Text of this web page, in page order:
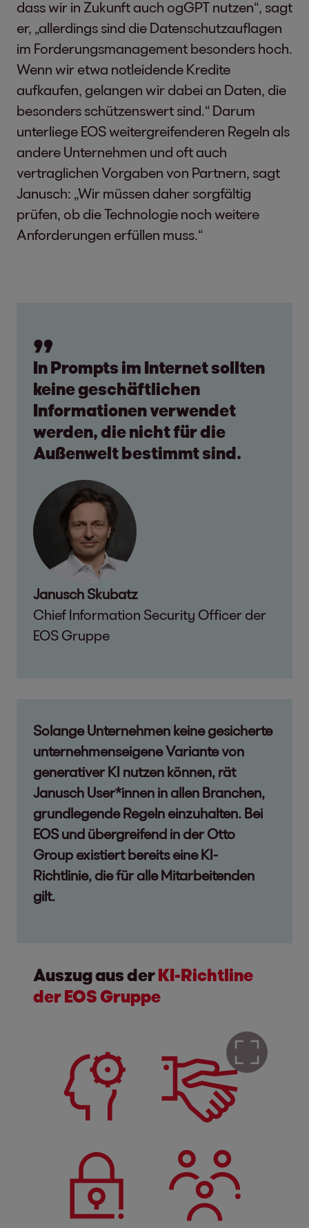
dass wir in Zukunft auch ogGPT nutzen“, sagt
er, „allerdings sind die Datenschutzauflagen
im Forderungsmanagement besonders hoch.
Wenn wir etwa notleidende Kredite
aufkaufen, gelangen wir dabei an Daten, die
besonders schützenswert sind.“ Darum
unterliege EOS weitergreifenderen Regeln als
andere Unternehmen und oft auch
vertraglichen Vorgaben von Partnern, sagt
Janusch: „Wir müssen daher sorgfältig
prüfen, ob die Technologie noch weitere
Anforderungen erfüllen muss.“
In Prompts im Internet sollten
keine geschäftlichen
Informationen verwendet
werden, die nicht für die
Außenwelt bestimmt sind.
Janusch Skubatz
Chief Information Security Officer der
EOS Gruppe
Solange Unternehmen keine gesicherte
unternehmenseigene Variante von
generativer KI nutzen können, rät
Janusch User*innen in allen Branchen,
grundlegende Regeln einzuhalten. Bei
EOS und übergreifend in der Otto
Group existiert bereits eine KI-
Richtlinie, die für alle Mitarbeitenden
gilt.
Auszug aus derKI-Richtline
der EOS Gruppe